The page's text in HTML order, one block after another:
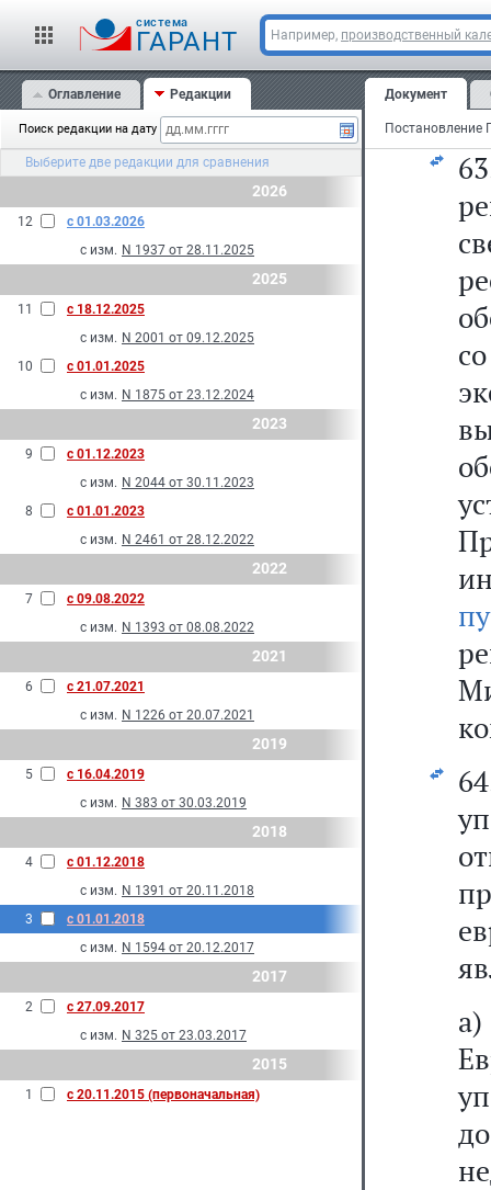
cистема
ГАРАНТ Например, производственный
Оглавление Редакции
Поиск редакции на дату
Выберите две редакции для сравнения
2026
12
с 01.03.2026
с изм. N 1937 от 28.11.2025
2025
11
с 18.12.2025
с изм. N 2001 от 09.12.2025
10
с 01.01.2025
с изм. N 1875 от 23.12.2024
2023
9
с 01.12.2023
с изм. N 2044 от 30.11.2023
8
с 01.01.2023
с изм. N 2461 от 28.12.2022
2022
7
с 09.08.2022
с изм. N 1393 от 08.08.2022
2021
6
с 21.07.2021
с изм. N 1226 от 20.07.2021
2019
5
с 16.04.2019
с изм. N 383 от 30.03.2019
2018
4
с 01.12.2018
с изм. N 1391 от 20.11.2018
3
с 01.01.2018
с изм. N 1594 от 20.12.2017
2017
2
с 27.09.2017
с изм. N 325 от 23.03.2017
2015
1 с 20.11.2015 (первоначальная)
Документ